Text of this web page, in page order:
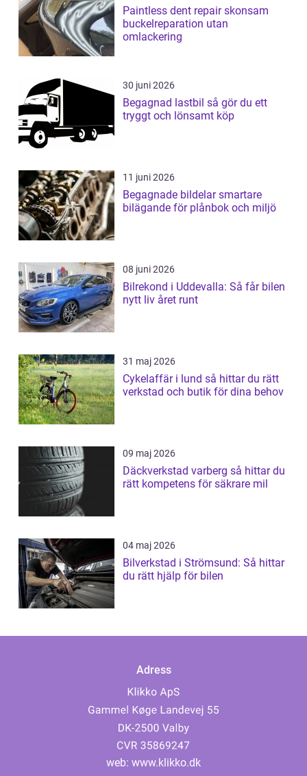
Paintless dent repair skonsam
buckelreparation utan
omlackering
30 juni 2026
Begagnad lastbil så gör du ett
tryggt och lönsamt köp
11 juni 2026
Begagnade bildelar smartare
bilägande för plånbok och miljö
08 juni 2026
Bilrekond i Uddevalla: Så får bilen
nytt liv året runt
31 maj 2026
Cykelaffär i lund så hittar du rätt
verkstad och butik för dina behov
09 maj 2026
Däckverkstad varberg så hittar du
rätt kompetens för säkrare mil
04 maj 2026
Bilverkstad i Strömsund: Så hittar
du rätt hjälp för bilen
Adress
web: www.klikko.dk